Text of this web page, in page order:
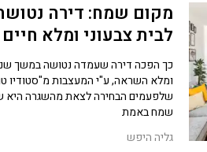
מקום שמח: דירה
לבית צבעוני ומלא חיים
כך הפכה דירה שעמדה נטושה במשך
ומלא השראה, ע"י המעצבות מ"סטודיו
שלפעמים הבחירה לצאת מהשגרה היא
שמח באמת
גליה היפש